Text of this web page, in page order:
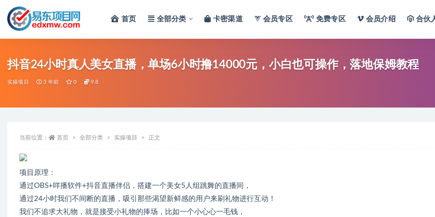
首页 全部分类 卡密渠道 会员专区 免费专区 会员介绍 合伙
抖音24小时真人美女直播，单场6小时撸14000元，小白也可操作，落地保姆教程
实操项目 3 年前 0 9.8
当前位置： 首页 全部分类 实操项目 正文
项目原理：
通过OBS+咩播软件+抖音直播伴侣，搭建一个美女5人组跳舞的直播间，
通过24小时我们不间断的直播，吸引那些渴望新鲜感的用户来刷礼物进行互动！
我们不追求大礼物，就是接受小礼物的捧场，比如一个小心心一毛钱，